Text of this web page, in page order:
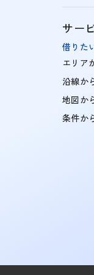
サー
借りた
エリア
沿線か
地図か
条件か